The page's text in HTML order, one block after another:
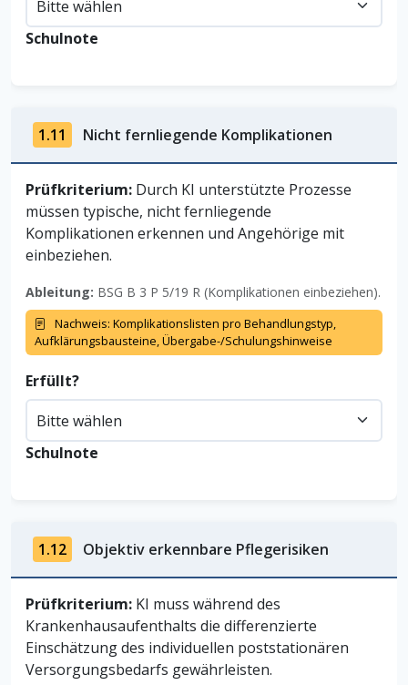
Schulnote
1.11 Nicht fernliegende Komplikationen
Prüfkriterium: Durch KI unterstützte Prozesse
müssen typische, nicht fernliegende
Komplikationen erkennen und Angehörige mit
einbeziehen.
Ableitung: BSG B 3 P 5/19 R (Komplikationen einbeziehen).
Nachweis: Komplikationslisten pro Behandlungstyp,
Aufklärungsbausteine, Übergabe-/Schulungshinweise
Erfüllt?
Schulnote
1.12 Objektiv erkennbare Pflegerisiken
Prüfkriterium: KI muss während des
Krankenhausaufenthalts die differenzierte
Einschätzung des individuellen poststationären
Versorgungsbedarfs gewährleisten.